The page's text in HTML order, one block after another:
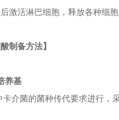
激活淋巴细胞，释放各种细
制备方法】
养基
介菌的菌种传代要求进行，